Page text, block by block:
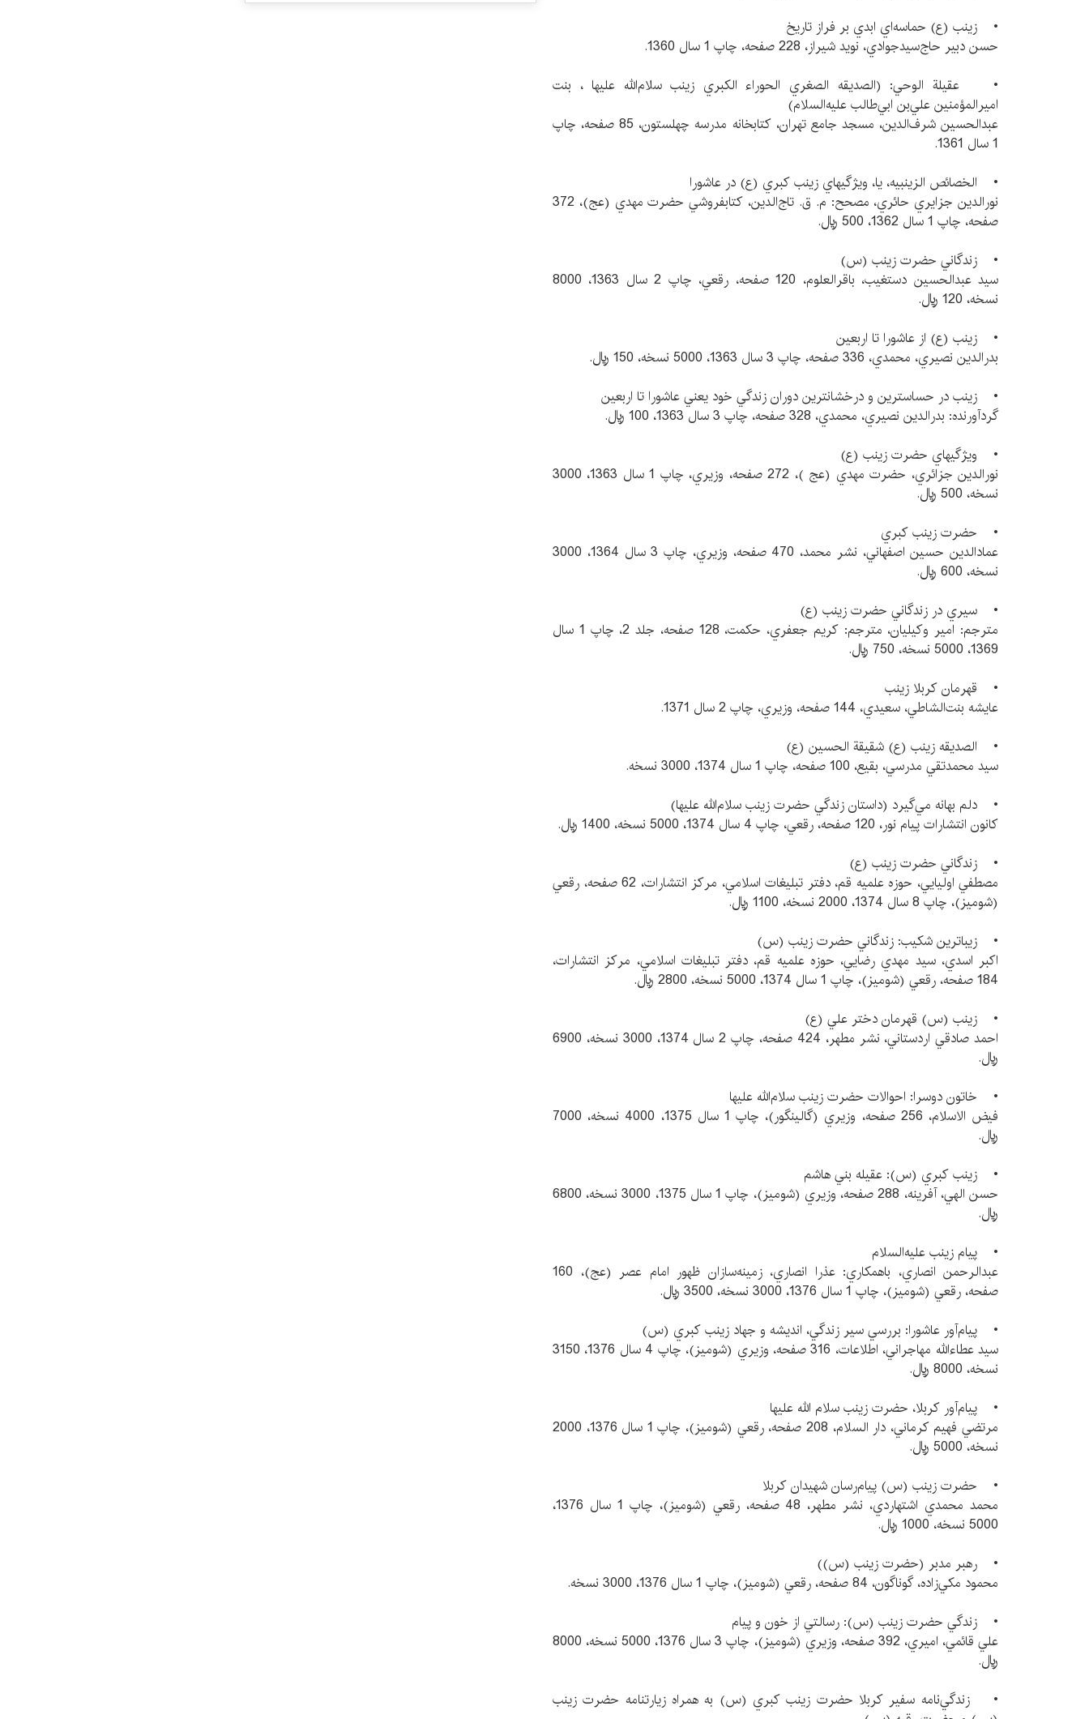
• زينب (ع) حماسه‌اي ابدي بر فراز تاريخ
حسن دبير حاج‌سيدجوادي، نويد شيراز، 228 صفحه، چاپ 1 سال 1360.
• عقيلة الوحي: (الصديقه ‌الصغري الحورا‌ء الكبري زينب سلام‌الله ‌عليها ، بنت
اميرالمؤمنين علي‌بن‌ ابي‌طالب عليه‌السلام)
عبدالحسين شرف‌الدين، مسجد جامع تهران، كتابخانه مدرسه چهلستون، 85 صفحه، چاپ
1 سال 1361.
• الخصائص الزينبيه، يا، ويژگيهاي زينب كبري (ع) در عاشورا
نورالدين جزايري حائري، مصحح: م. ق. تاج‌الدين، كتابفروشي حضرت مهدي (عج)، 372
صفحه، چاپ 1 سال 1362، 500 ريال.
• زندگاني حضرت زينب (س)
سيد عبدالحسين دستغيب، باقرالعلوم، 120 صفحه، رقعي، چاپ 2 سال 1363، 8000
نسخه، 120 ريال.
• زينب (ع) از عاشورا تا اربعين
بدرالدين نصيري، محمدي، 336 صفحه، چاپ 3 سال 1363، 5000 نسخه، 150 ريال.
• زينب در حساسترين و درخشانترين دوران زندگي خود يعني ‌عاشورا تا اربعين
گردآورنده: بدرالدين نصيري، محمدي، 328 صفحه، چاپ 3 سال 1363، 100 ريال.
• ويژگيهاي حضرت زينب (ع)
نورالدين جزائري، حضرت مهدي (عج )، 272 صفحه، وزيري، چاپ 1 سال 1363، 3000
نسخه، 500 ريال.
• حضرت زينب كبري
عمادالدين‌ حسين اصفهاني، نشر محمد، 470 صفحه، وزيري، چاپ 3 سال 1364، 3000
نسخه، 600 ريال.
• سيري در زندگاني حضرت زينب (ع)
مترجم: امير وكيليان، مترجم: كريم جعفري، حكمت، 128 صفحه، جلد 2، چاپ 1 سال
1369، 5000 نسخه، 750 ريال.
• قهرمان كربلا زينب
عايشه بنت‌الشاطي، سعيدي، 144 صفحه، وزيري، چاپ 2 سال 1371.
• الصديقه زينب (ع) شقيقة الحسين (ع)
سيد محمدتقي مدرسي، بقيع، 100 صفحه، چاپ 1 سال 1374، 3000 نسخه.
• دلم بهانه مي‌گيرد (داستان زندگي حضرت زينب سلام‌الله عليها)
كانون انتشارات پيام نور، 120 صفحه، رقعي، چاپ 4 سال 1374، 5000 نسخه، 1400 ريال.
• زندگاني حضرت زينب (ع)
مصطفي اوليايي، حوزه علميه قم، دفتر تبليغات اسلامي، مركز انتشارات، 62 صفحه، رقعي
(شوميز)، چاپ 8 سال 1374، 2000 نسخه، 1100 ريال.
• زيباترين شكيب: زندگاني حضرت زينب (س)
اكبر اسدي، سيد مهدي رضايي، حوزه علميه قم، دفتر تبليغات اسلامي، مركز انتشارات،
184 صفحه، رقعي (شوميز)، چاپ 1 سال 1374، 5000 نسخه، 2800 ريال.
• زينب (س) قهرمان دختر علي (ع)
احمد صادقي ‌اردستاني، نشر مطهر، 424 صفحه، چاپ 2 سال 1374، 3000 نسخه، 6900
ريال.
• خاتون دوسرا: احوالات حضرت زينب سلام‌الله عليها
فيض الاسلام، 256 صفحه، وزيري (گالينگور)، چاپ 1 سال 1375، 4000 نسخه، 7000
ريال.
• زينب كبري (س): عقيله بني هاشم
حسن الهي، آفرينه، 288 صفحه، وزيري (شوميز)، چاپ 1 سال 1375، 3000 نسخه، 6800
ريال.
• پيام زينب عليه‌السلام
عبدالرحمن انصاري، باهمكاري: عذرا انصاري، زمينه‌سازان ظهور امام عصر (عج)، 160
صفحه، رقعي (شوميز)، چاپ 1 سال 1376، 3000 نسخه، 3500 ريال.
• پيام‌آور عاشورا: بررسي سير زندگي، انديشه و جهاد زينب كبري (س)
سيد عطاء‌الله مهاجراني، اطلاعات، 316 صفحه، وزيري (شوميز)، چاپ 4 سال 1376، 3150
نسخه، 8000 ريال.
• پيام‌آور كربلا، حضرت زينب سلام الله عليها
مرتضي فهيم ‌كرماني، دار السلام، 208 صفحه، رقعي (شوميز)، چاپ 1 سال 1376، 2000
نسخه، 5000 ريال.
• حضرت زينب (س) پيام‌رسان شهيدان كربلا
محمد محمدي ‌اشتهاردي، نشر مطهر، 48 صفحه، رقعي (شوميز)، چاپ 1 سال 1376،
5000 نسخه، 1000 ريال.
• رهبر مدبر (حضرت زينب (س))
محمود مكي‌زاده، گوناگون، 84 صفحه، رقعي (شوميز)، چاپ 1 سال 1376، 3000 نسخه.
• زندگي حضرت زينب (س): رسالتي از خون و پيام
علي قائمي‌، اميري، 392 صفحه، وزيري (شوميز)، چاپ 3 سال 1376، 5000 نسخه، 8000
ريال.
• زندگي‌نامه سفير كربلا حضرت زينب كبري (س) به همراه زيارتنامه حضرت زينب